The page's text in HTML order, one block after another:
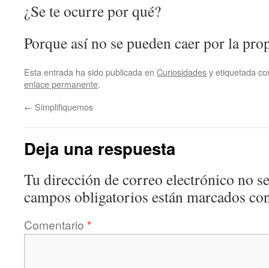
¿Se te ocurre por qué?
Porque así no se pueden caer por la
Esta entrada ha sido publicada en Curiosidadesy etiquetada
enlace permanente.
← Simplifiquemos
Deja una respuesta
Tu dirección de correo electrónico no
campos obligatorios están marcados
Comentario *